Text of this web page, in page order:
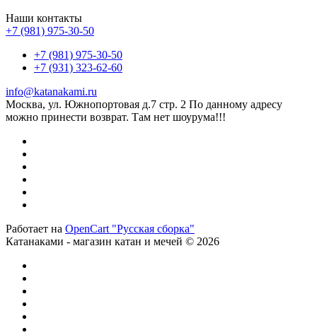
Наши контакты
+7 (981) 975-30-50
+7 (981) 975-30-50
+7 (931) 323-62-60
info@katanakami.ru
Москва, ул. Южнопортовая д.7 стр. 2 По данному адресу
можно принести возврат. Там нет шоурума!!!
Работает на OpenCart "Русская сборка"
Катанаками - магазин катан и мечей © 2026